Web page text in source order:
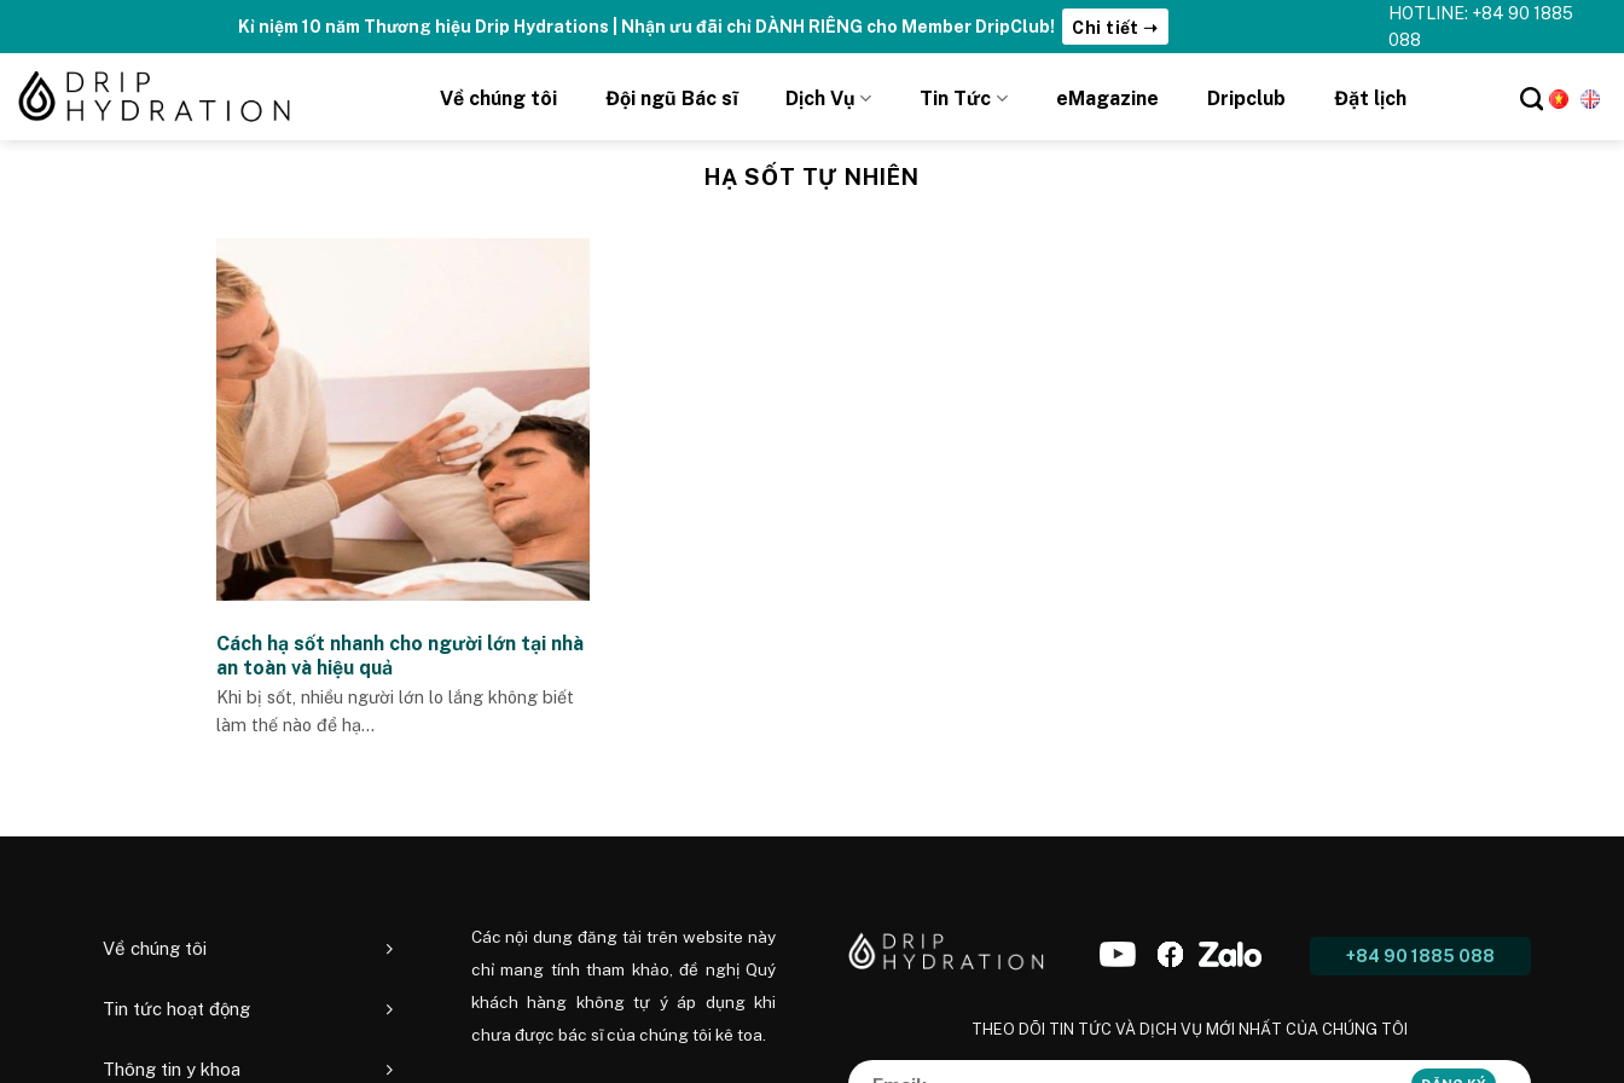
content
Kỉ niệm 10 năm Thương hiệu Drip Hydrations | Nhận ưu đãi chỉ DÀNH RIÊNG cho Member DripClub! Chi tiết ➝
HOTLINE: +84 90 1885
088
Về chúng tôi Đội ngũ Bác sĩ Dịch Vụ Tin Tức eMagazine Dripclub Đặt lịch
HẠ SỐT TỰ NHIÊN
Cách hạ sốt nhanh cho người lớn tại nhà
an toàn và hiệu quả
Khi bị sốt, nhiều người lớn lo lắng không biết
làm thế nào để hạ...
Về chúng tôi
Tin tức hoạt động
Thông tin y khoa
Các nội dung đăng tải trên website này
chỉ mang tính tham khảo, đề nghị Quý
khách hàng không tự ý áp dụng khi
chưa được bác sĩ của chúng tôi kê toa.
+84 90 1885 088
THEO DÕI TIN TỨC VÀ DỊCH VỤ MỚI NHẤT CỦA CHÚNG TÔI